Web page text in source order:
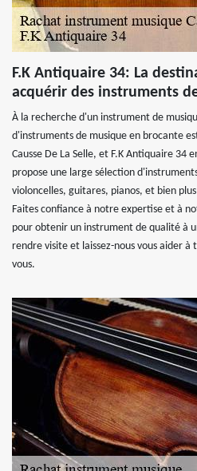
F.K Antiquaire 34: La
acquérir des instruments
À la recherche d'un instrument de
d'instruments de musique en brocante
Causse De La Selle, et F.K Antiquaire 34
propose une large sélection
violoncelles, guitares, pianos, et bien
Faites confiance à notre expertise et à
pour obtenir un instrument de qualité à
rendre visite et laissez-nous vous aider
vous.